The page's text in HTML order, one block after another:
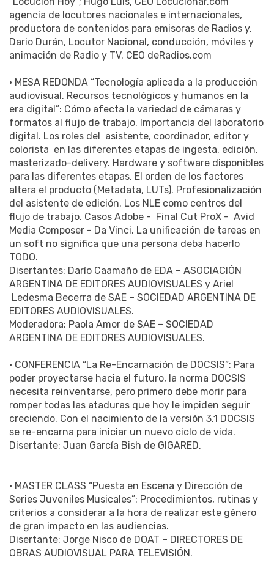
agencia de locutores nacionales e internacionales,
productora de contenidos para emisoras de Radios y,
Dario Durán, Locutor Nacional, conducción, móviles y
animación de Radio y TV. CEO deRadios.com
• MESA REDONDA “Tecnología aplicada a la producción
audiovisual. Recursos tecnológicos y humanos en la
era digital”: Cómo afecta la variedad de cámaras y
formatos al flujo de trabajo. Importancia del laboratorio
digital. Los roles del asistente, coordinador, editor y
colorista en las diferentes etapas de ingesta, edición,
masterizado-delivery. Hardware y software disponibles
para las diferentes etapas. El orden de los factores
altera el producto (Metadata, LUTs). Profesionalización
del asistente de edición. Los NLE como centros del
flujo de trabajo. Casos Adobe - Final Cut ProX - Avid
Media Composer - Da Vinci. La unificación de tareas en
un soft no significa que una persona deba hacerlo
TODO.
Disertantes: Darío Caamaño de EDA – ASOCIACIÓN
ARGENTINA DE EDITORES AUDIOVISUALES y Ariel
Ledesma Becerra de SAE – SOCIEDAD ARGENTINA DE
EDITORES AUDIOVISUALES.
Moderadora: Paola Amor de SAE – SOCIEDAD
ARGENTINA DE EDITORES AUDIOVISUALES.
• CONFERENCIA “La Re-Encarnación de DOCSIS”: Para
poder proyectarse hacia el futuro, la norma DOCSIS
necesita reinventarse, pero primero debe morir para
romper todas las ataduras que hoy le impiden seguir
creciendo. Con el nacimiento de la versión 3.1 DOCSIS
se re-encarna para iniciar un nuevo ciclo de vida.
Disertante: Juan García Bish de GIGARED.
• MASTER CLASS “Puesta en Escena y Dirección de
Series Juveniles Musicales”: Procedimientos, rutinas y
criterios a considerar a la hora de realizar este género
de gran impacto en las audiencias.
Disertante: Jorge Nisco de DOAT – DIRECTORES DE
OBRAS AUDIOVISUAL PARA TELEVISIÓN.